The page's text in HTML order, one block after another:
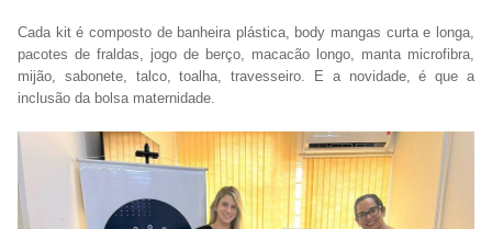
Cada kit é composto de banheira plástica, body mangas curta e longa,
pacotes de fraldas, jogo de berço, macacão longo, manta microfibra,
mijão, sabonete, talco, toalha, travesseiro. E a novidade, é que a
inclusão da bolsa maternidade.